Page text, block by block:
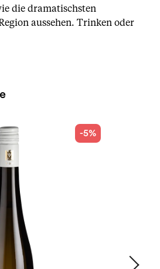
die dramatischsten
aussehen. Trinken oder
-5%